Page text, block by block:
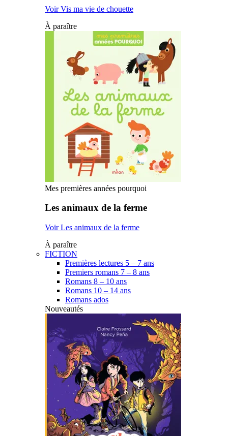
Voir Vis ma vie de chouette
À paraître
Mes premières années pourquoi
Les animaux de la ferme
Voir Les animaux de la ferme
À paraître
FICTION
Premières lectures 5 – 7 ans
Premiers romans 7 – 8 ans
Romans 8 – 10 ans
Romans 10 – 14 ans
Romans ados
Nouveautés